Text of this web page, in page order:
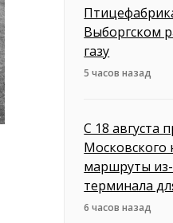
Выборгском
газу
5 часов назад
С 18 августа
Московского
маршруты из-
терминала
6 часов назад